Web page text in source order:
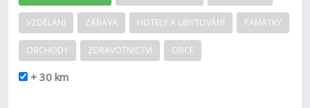
VZDĚLÁNÍ ZÁBAVA HOTELY A UBYTOVÁNÍ PAMÁTKY
OBCHODY ZDRAVOTNICTVÍ OBCE
+ 30 km